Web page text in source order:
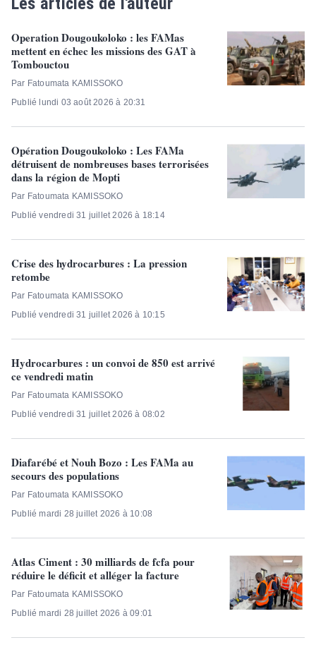
Operation Dougoukoloko : les FAMas
mettent en échec les missions des GAT à
Tombouctou
Par Fatoumata KAMISSOKO
Publié lundi 03 août 2026 à 20:31
Opération Dougoukoloko : Les FAMa
détruisent de nombreuses bases terrorisées
dans la région de Mopti
Par Fatoumata KAMISSOKO
Publié vendredi 31 juillet 2026 à 18:14
Crise des hydrocarbures : La pression
retombe
Par Fatoumata KAMISSOKO
Publié vendredi 31 juillet 2026 à 10:15
Hydrocarbures : un convoi de 850 est arrivé
ce vendredi matin
Par Fatoumata KAMISSOKO
Publié vendredi 31 juillet 2026 à 08:02
Diafarébé et Nouh Bozo : Les FAMa au
secours des populations
Par Fatoumata KAMISSOKO
Publié mardi 28 juillet 2026 à 10:08
Atlas Ciment : 30 milliards de fcfa pour
réduire le déficit et alléger la facture
Par Fatoumata KAMISSOKO
Publié mardi 28 juillet 2026 à 09:01